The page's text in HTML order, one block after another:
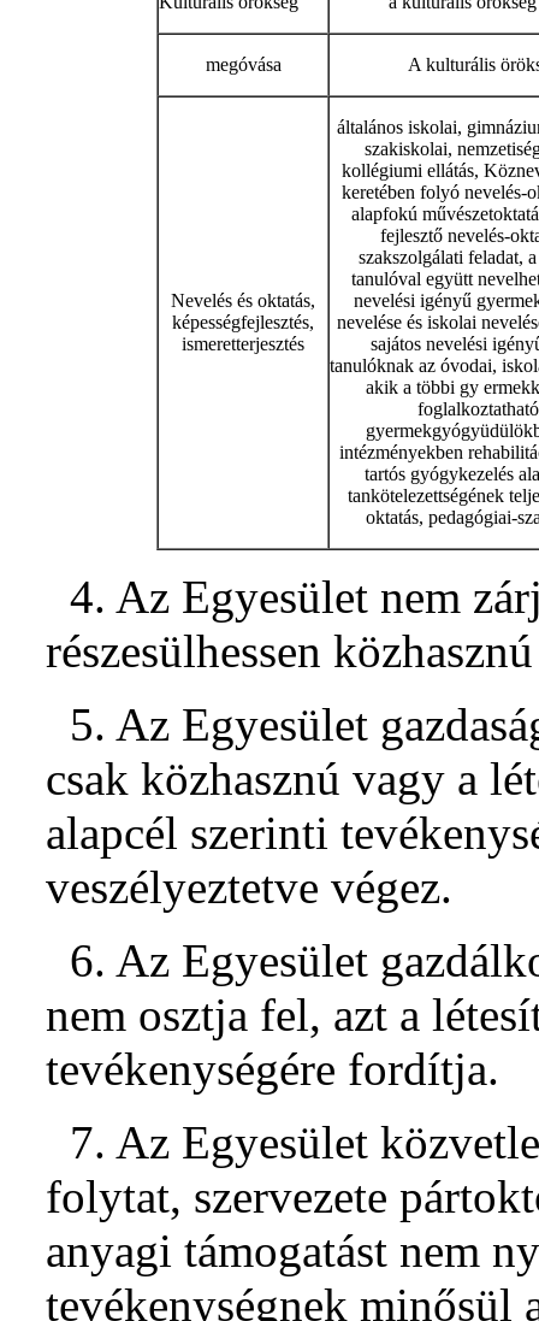
megóvása A kulturális
Nevelés és oktatás,
képességfejlesztés,
ismeretterjesztés
általános iskolai,
szakiskolai,
kollégiumi ellátás,
keretében folyó nevelés-
alapfokú
fejlesztő nevelés-
szakszolgálati feladat,
tanulóval együtt
nevelési igényű
nevelése és iskolai
sajátos nevelési
tanulóknak az óvodai,
akik a többi gy
intézményekben
tartós gyógykezelés
tankötelezettségének
oktatás, pedagógiai-
4. Az Egyesület nem
részesülhessen
5. Az Egyesület
csak közhasznú vagy a
alapcél szerinti
veszélyeztetve végez.
6. Az Egyesület
nem osztja fel, azt a
tevékenységére fordítja.
7. Az Egyesület
folytat, szervezete
anyagi támogatást nem
tevékenységnek minősül